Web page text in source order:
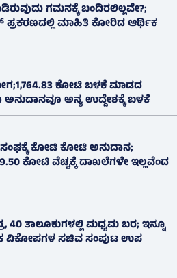
ಗಮನಕ್ಕೆ ಬಂದಿರಲಿಲ್ಲವೇ?;
ಮಾಹಿತಿ ಕೋರಿದ ಆರ್ಥಿಕ
ಕೋಟಿ ಬಳಕೆ ಮಾಡದ
ಅನುದಾನವೂ ಅನ್ಯ ಉದ್ದೇಶಕ್ಕೆ ಬಳಕೆ
ಕೋಟಿ ಕೋಟಿ ಅನುದಾನ;
ಕೋಟಿ ವೆಚ್ಚಕ್ಕೆ ದಾಖಲೆಗಳೇ ಇಲ್ಲವೆಂದ
40 ತಾಲೂಕುಗಳಲ್ಲಿ ಮಧ್ಯಮ ಬರ; ಇನ್ನೂ
ವಿಕೋಪಗಳ ಸಚಿವ ಸಂಪುಟ ಉಪ